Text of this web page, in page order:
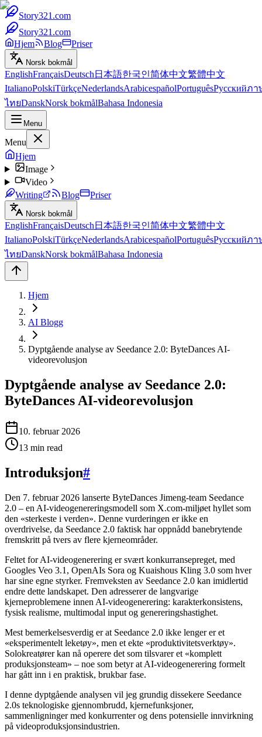
Story321.com
Story321.com
Hjem
Blog Priser
Norsk bokmål
EnglishFrançaisDeutsch 日本語한국인简体中文繁體中文
ItalianoPolskiTürkçeNederlandsArabicespañolPortuguêsРусскийภา
ไทยDanskNorsk bokmålBahasa Indonesia
Menu
Menu
Hjem
Image
Video
Writing
Blog Priser
Norsk bokmål
EnglishFrançaisDeutsch 日本語한국인简体中文繁體中文
ItalianoPolskiTürkçeNederlandsArabicespañolPortuguêsРусскийภา
ไทยDanskNorsk bokmålBahasa Indonesia
Hjem
AI Blogg
Dyptgående analyse av Seedance 2.0: ByteDances AI-
videorevolusjon
Dyptgående analyse av Seedance 2.0:
ByteDances AI-videorevolusjon
10. februar 2026
13 min read
Introduksjon#
Den 7. februar 2026 lanserte ByteDances Jimeng-team Seedance
2.0 – en AI-videogenereringsmodell som X.com-miljøet hyllet som
den «sterkeste i verden». Denne vurderingen er ikke en
overdrivelse, da Seedance 2.0 faktisk har oppnådd banebrytende
fremskritt på tvers av flere kjerneområder.
Feltet for AI-videogenerering er svært konkurransepreget, med
Googles Veo 3.1, OpenAIs Sora og Kuaishous Kling 3.0 som hver
har sine egne styrker. Fremveksten av Seedance 2.0 kan imidlertid
endre dette landskapet. Den adresserer de langvarige
kjerneproblemene innen AI-videogenerering: karakterkonsistens,
fysisk realisme, multimodal input og genereringshastighet.
Mest bemerkelsesverdig er at Seedance 2.0 ikke lenger er et
«eksperimentelt leketøy», men et ekte «produktivitetsverktøy».
Solokreatører kan nå operere det som tilsvarer et «komplett
produksjonsteam» – noe som betyr at AI-videogenerering formelt
har gått inn i en praktisk, brukbar fase.
I denne dyptgående analysen vil jeg grundig dissekere Seedance
2.0s teknologiske gjennombrudd, kjernefunksjoner,
sammenligninger med konkurrenter og dens potensielle innvirkning
på videoproduksjonsindustrien.